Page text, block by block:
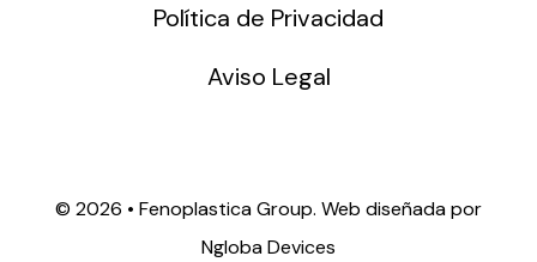
Política de Privacidad
Aviso Legal
© 2026 • Fenoplastica Group. Web diseñada por
Ngloba Devices